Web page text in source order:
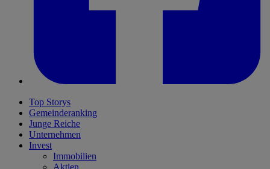
Top Storys
Gemeinderanking
Junge Reiche
Unternehmen
Invest
Immobilien
Aktien